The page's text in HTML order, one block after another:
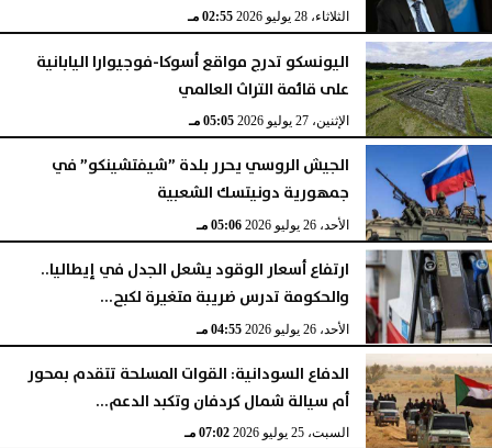
الثلاثاء، 28 يوليو 2026 02:55 مـ
اليونسكو تدرج مواقع أسوكا-فوجيوارا اليابانية
على قائمة التراث العالمي
الإثنين، 27 يوليو 2026 05:05 مـ
الجيش الروسي يحرر بلدة ”شيفتشينكو” في
جمهورية دونيتسك الشعبية
الأحد، 26 يوليو 2026 05:06 مـ
ارتفاع أسعار الوقود يشعل الجدل في إيطاليا..
والحكومة تدرس ضريبة متغيرة لكبح...
الأحد، 26 يوليو 2026 04:55 مـ
الدفاع السودانية: القوات المسلحة تتقدم بمحور
أم سيالة شمال كردفان وتكبد الدعم...
السبت، 25 يوليو 2026 07:02 مـ